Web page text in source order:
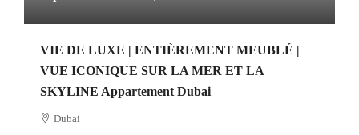
VIE DE LUXE | ENTIÈREMENT MEUBLÉ |
VUE ICONIQUE SUR LA MER ET LA
SKYLINE Appartement Dubai
Dubai